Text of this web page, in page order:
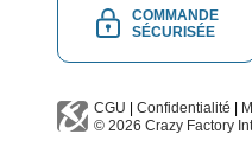
COMMANDE
SÉCURISÉE
CGU Confidentialité
© 2026 Crazy Factory